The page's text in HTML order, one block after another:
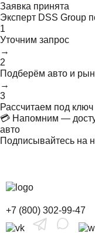
Заявка принята
Эксперт DSS Group
1
Уточним запрос
→
2
Подберём авто и
→
3
Рассчитаем под ключ
💳 Напомним —
авто
Подписывайтесь на
+7 (800) 302-99-47